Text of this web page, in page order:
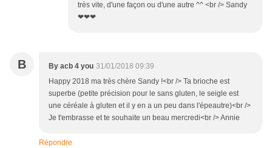
très vite, d'une façon ou d'une autre ^^ <br /> Sandy
❤❤❤
B By acb 4 you 31/01/2018 09:39
Happy 2018 ma très chère Sandy !<br /> Ta brioche est
superbe (petite précision pour le sans gluten, le seigle est
une céréale à gluten et il y en a un peu dans l'épeautre)<br />
Je t'embrasse et te souhaite un beau mercredi<br /> Annie
Répondre